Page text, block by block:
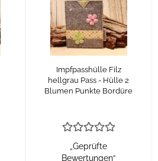
Impfpasshülle Filz
hellgrau Pass - Hülle 2
Blumen Punkte Bordüre
„Geprüfte
Bewertungen“